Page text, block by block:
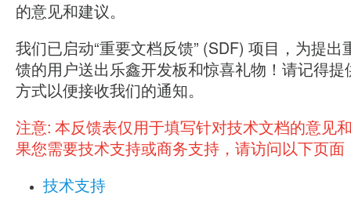
的意见和建议。
我们已启动“重要文档反馈” (SDF) 项目，为提出
馈的用户送出乐鑫开发板和惊喜礼物！请记得提
方式以便接收我们的通知。
注意: 本反馈表仅用于填写针对技术文档的意见
果您需要技术支持或商务支持，请访问以下页面
技术支持